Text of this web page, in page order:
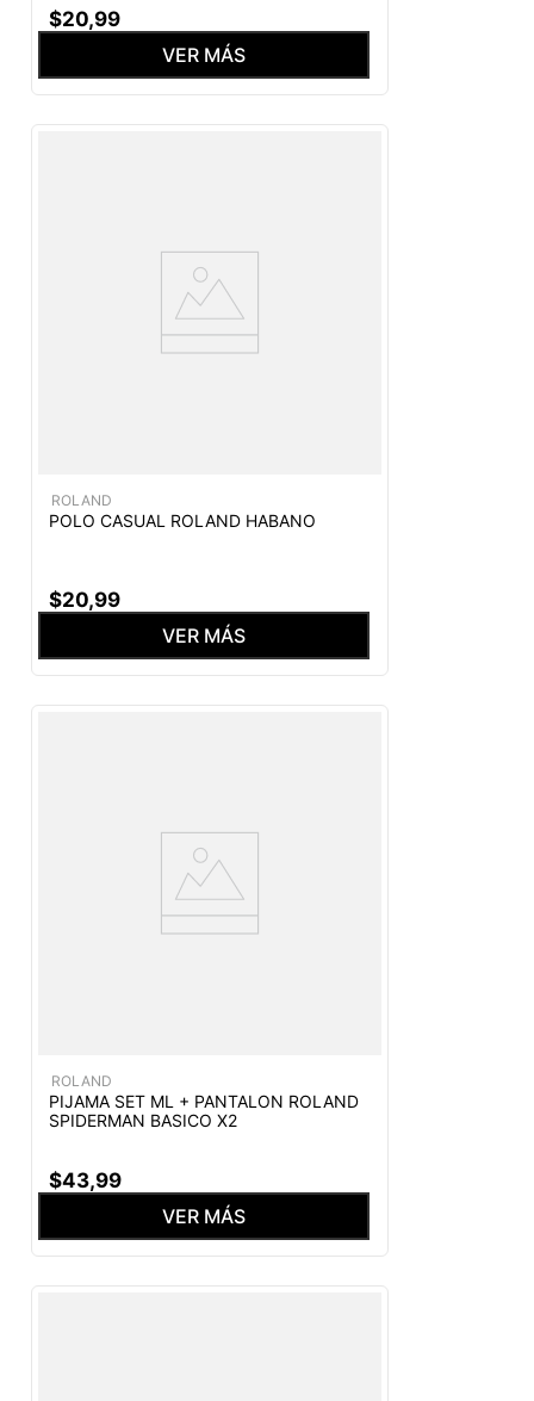
$20,99
VER MÁS
ROLAND
POLO CASUAL ROLAND HABANO
$20,99
VER MÁS
ROLAND
PIJAMA SET ML + PANTALON ROLAND
SPIDERMAN BASICO X2
$43,99
VER MÁS